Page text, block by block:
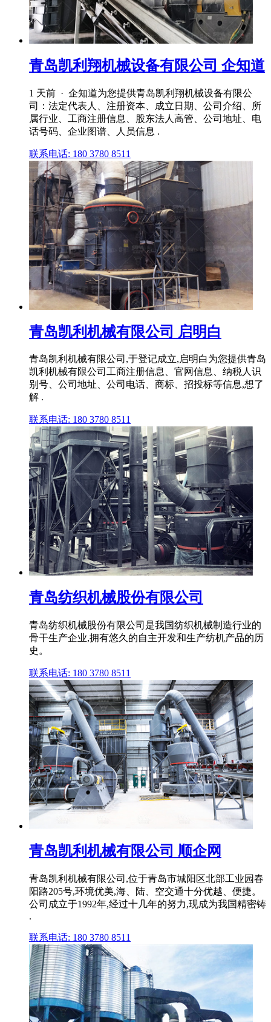
青岛凯利翔机械设备有限公司 企知道
1 天前 · 企知道为您提供青岛凯利翔机械设备有限公
司：法定代表人、注册资本、成立日期、公司介绍、所
属行业、工商注册信息、股东法人高管、公司地址、电
话号码、企业图谱、人员信息 .
联系电话: 180 3780 8511
青岛凯利机械有限公司 启明白
青岛凯利机械有限公司,于登记成立,启明白为您提供青岛
凯利机械有限公司工商注册信息、官网信息、纳税人识
别号、公司地址、公司电话、商标、招投标等信息,想了
解 .
联系电话: 180 3780 8511
青岛纺织机械股份有限公司
青岛纺织机械股份有限公司是我国纺织机械制造行业的
骨干生产企业,拥有悠久的自主开发和生产纺机产品的历
史。
联系电话: 180 3780 8511
青岛凯利机械有限公司 顺企网
青岛凯利机械有限公司,位于青岛市城阳区北部工业园春
阳路205号,环境优美,海、陆、空交通十分优越、便捷。
公司成立于1992年,经过十几年的努力,现成为我国精密铸
.
联系电话: 180 3780 8511